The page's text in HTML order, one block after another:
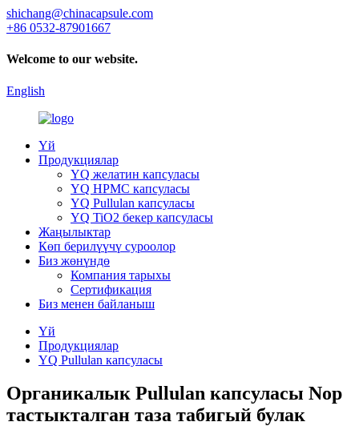
shichang@chinacapsule.com
+86 0532-87901667
Welcome to our website.
English
Үй
Продукциялар
YQ желатин капсуласы
YQ HPMC капсуласы
YQ Pullulan капсуласы
YQ TiO2 бекер капсуласы
Жаңылыктар
Көп берилүүчү суроолор
Биз жөнүндө
Компания тарыхы
Сертификация
Биз менен байланыш
Үй
Продукциялар
YQ Pullulan капсуласы
Органикалык Pullulan капсуласы Nop
тастыкталган таза табигый булак